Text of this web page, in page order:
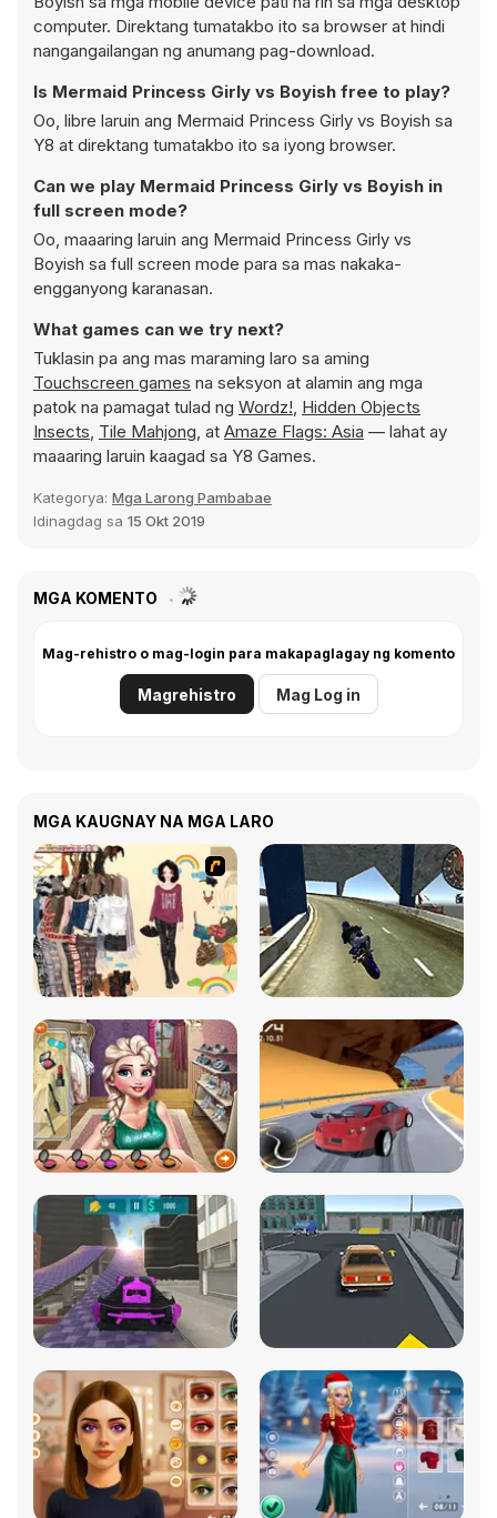
computer. Direktang tumatakbo ito sa browser at hindi
nangangailangan ng anumang pag-download.
Is Mermaid Princess Girly vs Boyish free to play?
Oo, libre laruin ang Mermaid Princess Girly vs Boyish sa
Y8 at direktang tumatakbo ito sa iyong browser.
Can we play Mermaid Princess Girly vs Boyish in
full screen mode?
Oo, maaaring laruin ang Mermaid Princess Girly vs
Boyish sa full screen mode para sa mas nakaka-
engganyong karanasan.
What games can we try next?
Tuklasin pa ang mas maraming laro sa aming
Touchscreen games na seksyon at alamin ang mga
patok na pamagat tulad ng Wordz!, Hidden Objects
Insects, Tile Mahjong, at Amaze Flags: Asia — lahat ay
maaaring laruin kaagad sa Y8 Games.
Kategorya: Mga Larong Pambabae
Idinagdag sa 15 Okt 2019
MGA KOMENTO
Mag-rehistro o mag-login para makapaglagay ng komento
Magrehistro Mag Log in
MGA KAUGNAY NA MGA LARO